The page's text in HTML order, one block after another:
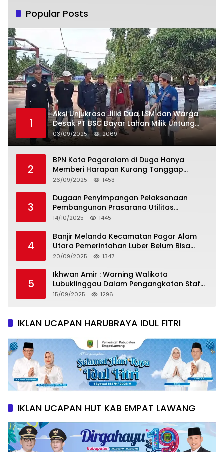
Popular Posts
1
Aksi Unjukrasa Jilid Dua, LSM dan Warga
Desak PT BSC Bayar Lahan Milik Untung
Suropati
03/09/2025 2069
2
BPN Kota Pagaralam di Duga Hanya
Memberi Harapan Kurang Tanggap
Terkait Sertifikat Tumpang Tindih
26/09/2025 1453
3
Dugaan Penyimpangan Pelaksanaan
Pembangunan Prasarana Utilitas
Permukiman Desa Pajar Bulan
14/10/2025 1445
4
Banjir Melanda Kecamatan Pagar Alam
Utara Pemerintahan Luber Belum Bisa
Mengatasi Banjir
20/09/2025 1347
5
Ikhwan Amir : Warning Walikota
Lubuklinggau Dalam Pengangkatan Staf
Khusus
15/09/2025 1296
IKLAN UCAPAN HARUBRAYA IDUL FITRI
IKLAN UCAPAN HUT KAB EMPAT LAWANG